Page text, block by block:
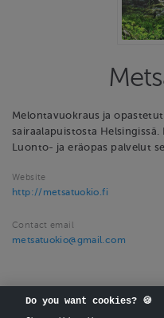
Melontavuokraus ja
sairaalapuistosta
Luonto- ja eräopas palvelut
Website
http://metsatuokio.fi
Contact email
metsatuokio@gmail.com
Do you want cookies? 🍪